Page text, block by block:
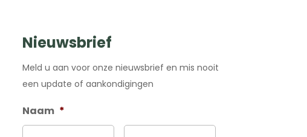
Nieuwsbrief
Meld u aan voor onze nieuwsbrief en mis nooit
een update of aankondigingen
Naam *